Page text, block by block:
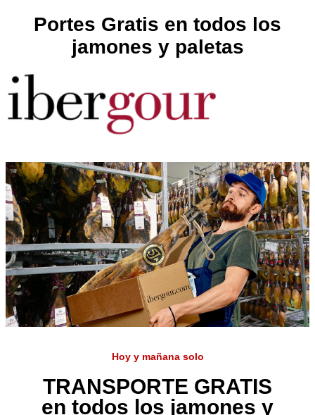
Portes Gratis en todos los
jamones y paletas
Hoy y mañana solo
TRANSPORTE GRATIS
en todos los jamones y